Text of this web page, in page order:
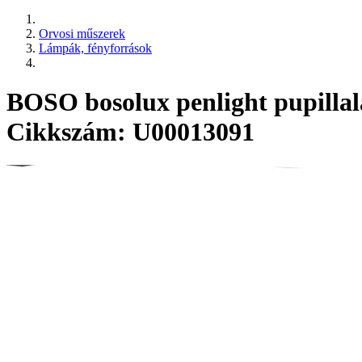
Orvosi műszerek
Lámpák, fényforrások
BOSO bosolux penlight
Cikkszám: U00013091